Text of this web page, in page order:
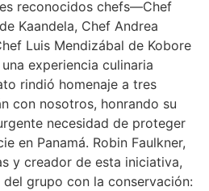
reconocidos chefs—Chef
Kaandela, Chef Andrea
Luis Mendizábal de Kobore
experiencia culinaria
rindió homenaje a tres
con nosotros, honrando su
necesidad de proteger
en Panamá. Robin Faulkner,
y creador de esta iniciativa,
grupo con la conservación: